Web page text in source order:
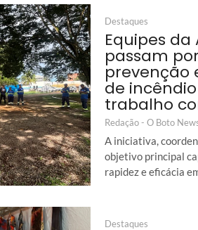
Destaques
Equipes da
passam
prevenção
de
trabalho
Redação - O Boto
A iniciativa,
objetivo principal
rapidez e eficácia
Destaques